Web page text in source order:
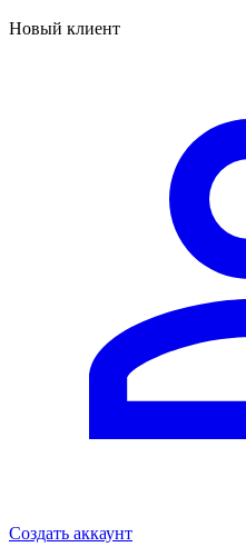
Новый клиент
Создать аккаунт